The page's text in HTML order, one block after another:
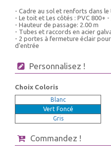
- Cadre au sol et renforts dans
- Le toit et Les côtés : PVC 800+
- Hauteur de passage: 2.00 m
- Tubes et raccords en acier
- 2 portes à fermeture éclair
d'entrée
Personnalisez !
Choix Coloris
Blanc
Vert Foncé
Gris
Commandez !